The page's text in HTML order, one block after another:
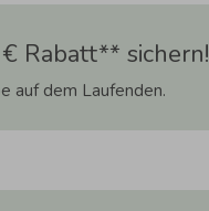
Rabatt** sichern!
auf dem Laufenden.